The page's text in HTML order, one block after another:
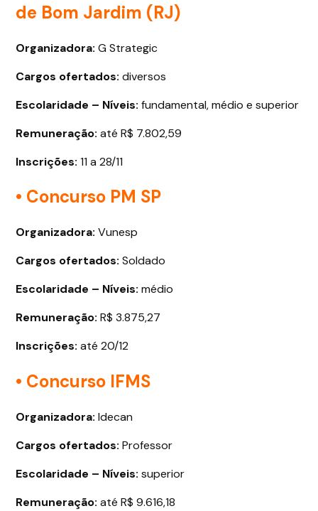
de Bom Jardim (RJ)
Organizadora: G Strategic
Cargos ofertados: diversos
Escolaridade – Níveis: fundamental, médio e superior
Remuneração: até R$ 7.802,59
Inscrições:11 a 28/11
• Concurso PM SP
Organizadora: Vunesp
Cargos ofertados: Soldado
Escolaridade – Níveis:médio
Remuneração: R$ 3.875,27
Inscrições:até 20/12
• Concurso IFMS
Organizadora: Idecan
Cargos ofertados: Professor
Escolaridade – Níveis:superior
Remuneração: até R$ 9.616,18